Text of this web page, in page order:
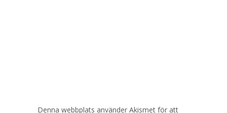
Denna webbplats använder Akismet för att